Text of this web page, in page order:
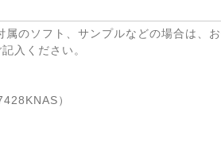
のソフト、サンプルなどの場合は、
入ください。
）